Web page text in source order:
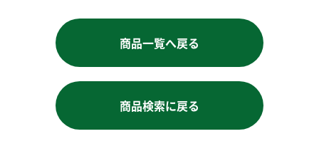
商品一覧へ戻る
商品検索に戻る